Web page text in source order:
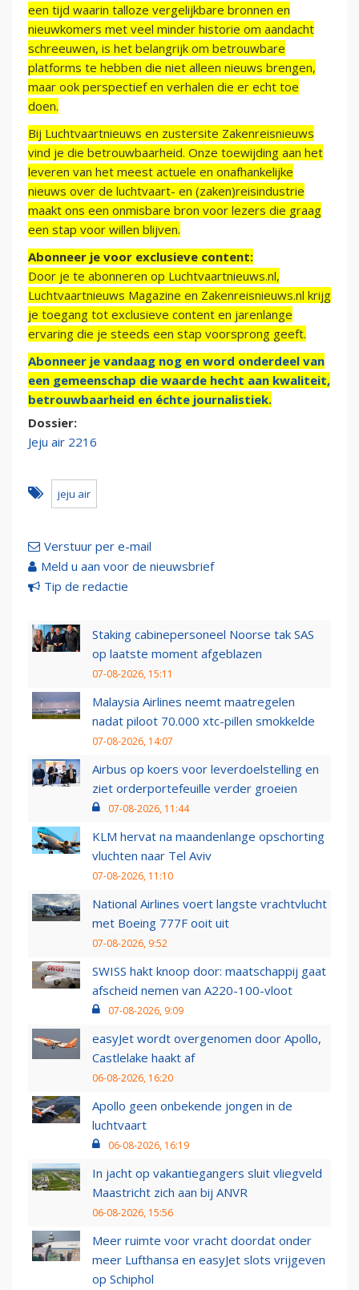
een tijd waarin talloze vergelijkbare bronnen en
nieuwkomers met veel minder historie om aandacht
schreeuwen, is het belangrijk om betrouwbare
platforms te hebben die niet alleen nieuws brengen,
maar ook perspectief en verhalen die er echt toe
doen.
Bij Luchtvaartnieuws en zustersite Zakenreisnieuws
vind je die betrouwbaarheid. Onze toewijding aan het
leveren van het meest actuele en onafhankelijke
nieuws over de luchtvaart- en (zaken)reisindustrie
maakt ons een onmisbare bron voor lezers die graag
een stap voor willen blijven.
Abonneer je voor exclusieve content:
Door je te abonneren op Luchtvaartnieuws.nl,
Luchtvaartnieuws Magazine en Zakenreisnieuws.nl krijg
je toegang tot exclusieve content en jarenlange
ervaring die je steeds een stap voorsprong geeft.
Abonneer je vandaag nog en word onderdeel van
een gemeenschap die waarde hecht aan kwaliteit,
betrouwbaarheid en échte journalistiek.
Dossier:
Jeju air 2216
jeju air
Verstuur per e-mail
Meld u aan voor de nieuwsbrief
Tip de redactie
Staking cabinepersoneel Noorse tak SAS
op laatste moment afgeblazen
07-08-2026, 15:11
Malaysia Airlines neemt maatregelen
nadat piloot 70.000 xtc-pillen smokkelde
07-08-2026, 14:07
Airbus op koers voor leverdoelstelling en
ziet orderportefeuille verder groeien
07-08-2026, 11:44
KLM hervat na maandenlange opschorting
vluchten naar Tel Aviv
07-08-2026, 11:10
National Airlines voert langste vrachtvlucht
met Boeing 777F ooit uit
07-08-2026, 9:52
SWISS hakt knoop door: maatschappij gaat
afscheid nemen van A220-100-vloot
07-08-2026, 9:09
easyJet wordt overgenomen door Apollo,
Castlelake haakt af
06-08-2026, 16:20
Apollo geen onbekende jongen in de
luchtvaart
06-08-2026, 16:19
In jacht op vakantiegangers sluit vliegveld
Maastricht zich aan bij ANVR
06-08-2026, 15:56
Meer ruimte voor vracht doordat onder
meer Lufthansa en easyJet slots vrijgeven
op Schiphol